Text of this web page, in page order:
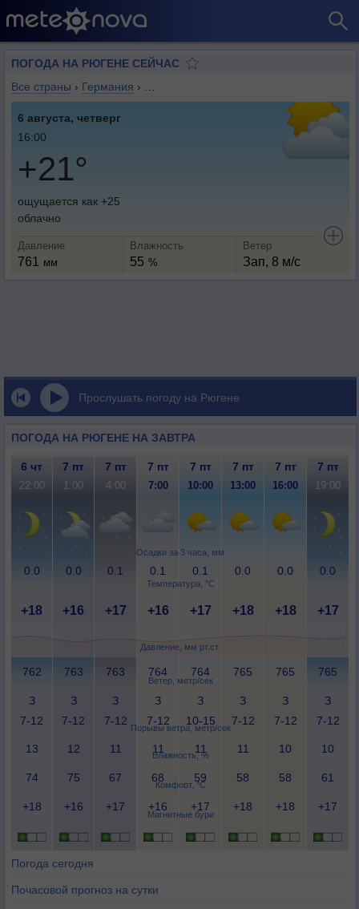
ПОГОДА НА РЮГЕНЕ СЕЙЧАС
Все страны › Германия ›
6 августа, четверг
16:00
+21°
ощущается как +25
облачно
Давление
761 мм
Влажность
55 %
Ветер
Зап, 8 м/с
Прослушать погоду на Рюгене
ПОГОДА НА РЮГЕНЕ НА ЗАВТРА
Осадки за 3 часа, мм
Температура, °C
Давление, мм рт.ст.
Ветер, метр/сек
Порывы ветра, метр/сек
Влажность, %
Комфорт, °C
Магнитные бури
6 чт 7 пт 7 пт 7 пт 7 пт 7 пт 7 пт 7 пт
22:00 1:00 4:00 7:00 10:00 13:00 16:00 19:00
0.0 0.0 0.1 0.1 0.1 0.0 0.0 0.0
+18 +16 +17 +16 +17 +18 +18 +17
762 763 763 764 764 765 765 765
З
7-12
З
7-12
З
7-12
З
7-12
З
10-15
З
7-12
З
7-12
З
7-12
13 12 11 11 11 11 10 10
74 75 67 68 59 58 58 61
+18 +16 +17 +16 +17 +18 +18 +17
Погода сегодня
Почасовой прогноз на сутки